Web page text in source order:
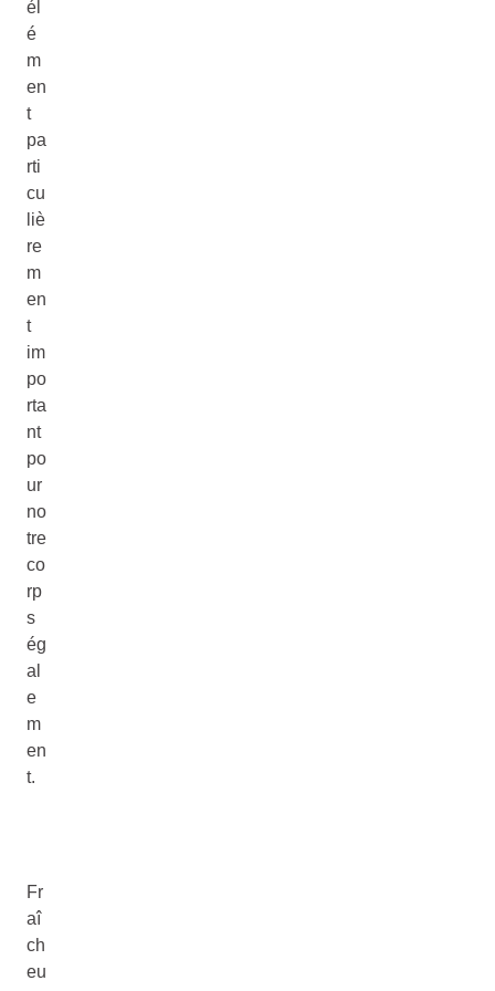
él
é
m
en
t
pa
rti
cu
liè
re
m
en
t
im
po
rta
nt
po
ur
no
tre
co
rp
s
ég
al
e
m
en
t.
Fr
aî
ch
eu